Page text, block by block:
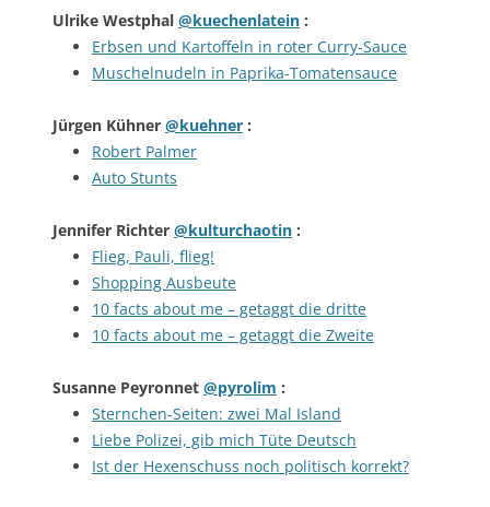
Ulrike Westphal @kuechenlatein :
Erbsen und Kartoffeln in roter Curry-Sauce
Muschelnudeln in Paprika-Tomatensauce
Jürgen Kühner @kuehner :
Robert Palmer
Auto Stunts
Jennifer Richter @kulturchaotin :
Flieg, Pauli, flieg!
Shopping Ausbeute
10 facts about me – getaggt die dritte
10 facts about me – getaggt die Zweite
Susanne Peyronnet @pyrolim :
Sternchen-Seiten: zwei Mal Island
Liebe Polizei, gib mich Tüte Deutsch
Ist der Hexenschuss noch politisch korrekt?